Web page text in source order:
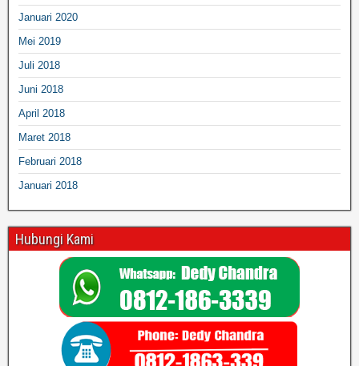
Januari 2020
Mei 2019
Juli 2018
Juni 2018
April 2018
Maret 2018
Februari 2018
Januari 2018
Hubungi Kami